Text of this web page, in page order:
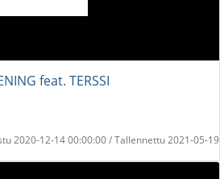
feat. TERSSI
2020-12-14 00:00:00 / Tallennettu 2021-05-19